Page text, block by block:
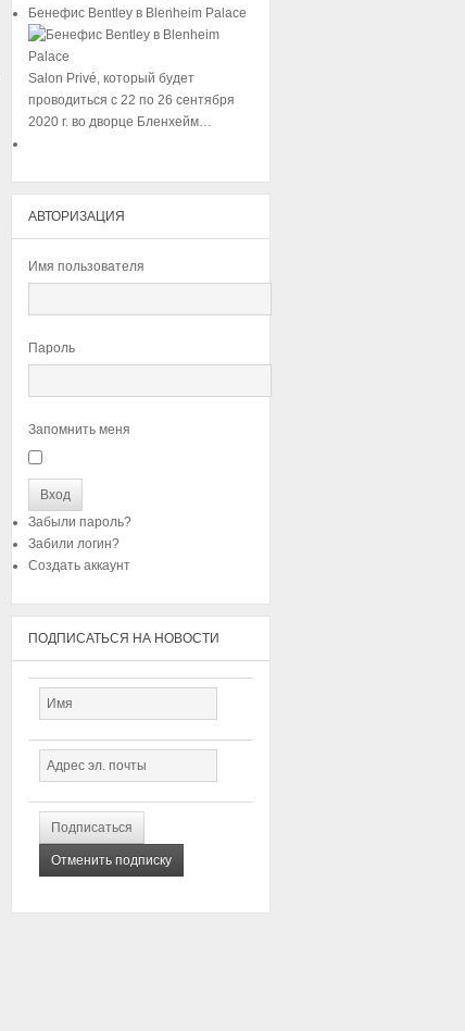
Бенефис Bentley в Blenheim Palace
Salon Privé, который будет
проводиться с 22 по 26 сентября
2020 г. во дворце Бленхейм…
АВТОРИЗАЦИЯ
Имя пользователя
Пароль
Запомнить меня
Забыли пароль?
Забили логин?
Создать аккаунт
ПОДПИСАТЬСЯ НА НОВОСТИ